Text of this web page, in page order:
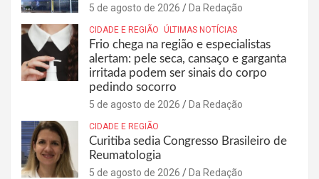
5 de agosto de 2026 Da Redação
CIDADE E REGIÃO ÚLTIMAS NOTÍCIAS
Frio chega na região e especialistas
alertam: pele seca, cansaço e garganta
irritada podem ser sinais do corpo
pedindo socorro
5 de agosto de 2026 Da Redação
CIDADE E REGIÃO
Curitiba sedia Congresso Brasileiro de
Reumatologia
5 de agosto de 2026 Da Redação